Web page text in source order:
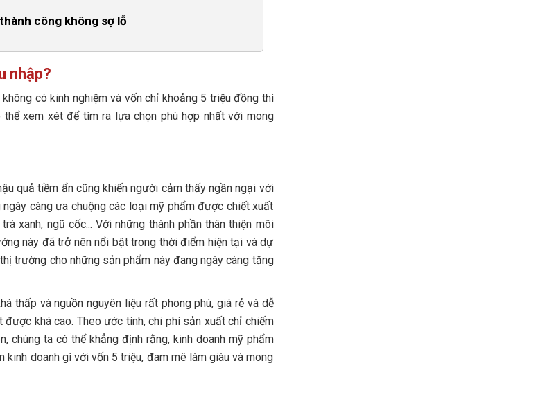
công không sợ lỗ
nhập?
có kinh nghiệm và vốn chỉ khoảng 5 triệu đồng thì
xem xét để tìm ra lựa chọn phù hợp nhất với mong
quả tiềm ẩn cũng khiến người cảm thấy ngần ngại với
càng ưa chuộng các loại mỹ phẩm được chiết xuất
xanh, ngũ cốc... Với những thành phần thân thiện môi
này đã trở nên nổi bật trong thời điểm hiện tại và dự
trường cho những sản phẩm này đang ngày càng tăng
thấp và nguồn nguyên liệu rất phong phú, giá rẻ và dễ
khá cao. Theo ước tính, chi phí sản xuất chỉ chiếm
chúng ta có thể khẳng định rằng, kinh doanh mỹ phẩm
doanh gì với vốn 5 triệu, đam mê làm giàu và mong